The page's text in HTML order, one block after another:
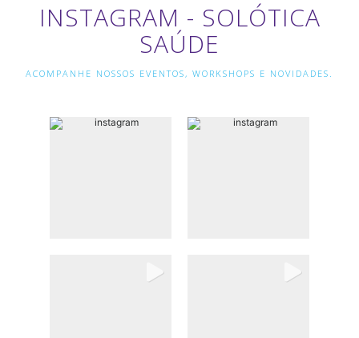
INSTAGRAM - SOLÓTICA
SAÚDE
ACOMPANHE NOSSOS EVENTOS, WORKSHOPS E NOVIDADES.